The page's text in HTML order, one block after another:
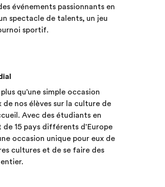
événements passionnants en
spectacle de talents, un jeu
sportif.
qu'une simple occasion
de nos élèves sur la culture de
Avec des étudiants en
de 15 pays différents d'Europe
occasion unique pour eux de
cultures et de se faire des